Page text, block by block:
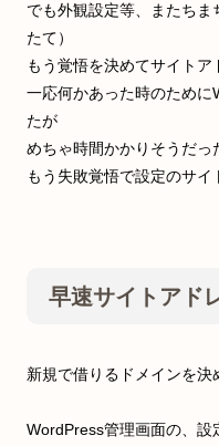
でも外観設定等、またち
たて）
もう覚悟を決めてサイトア
一応何かあった時のために
たが
めちゃ時間かかりそうだっ
もう失敗覚悟で設定のサイ
早速サイトアド
新規で借りるドメインを決
WordPress管理画面の、設